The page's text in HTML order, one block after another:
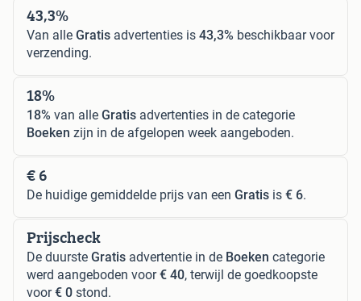
43,3%
Van alle Gratis advertenties is 43,3% beschikbaar voor
verzending.
18%
18% van alle Gratis advertenties in de categorie
Boeken zijn in de afgelopen week aangeboden.
€ 6
De huidige gemiddelde prijs van een Gratis is € 6.
Prijscheck
De duurste Gratis advertentie in de Boeken categorie
werd aangeboden voor€ 40, terwijl de goedkoopste
voor€ 0 stond.